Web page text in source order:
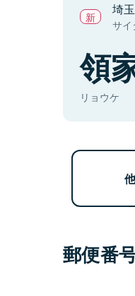
埼
サイ
領
リョウケ
郵便番